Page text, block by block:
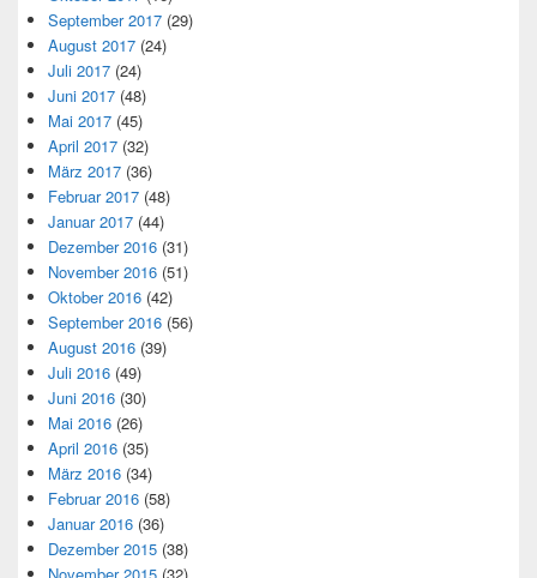
September 2017 (29)
August 2017 (24)
Juli 2017 (24)
Juni 2017 (48)
Mai 2017 (45)
April 2017 (32)
März 2017 (36)
Februar 2017 (48)
Januar 2017 (44)
Dezember 2016 (31)
November 2016 (51)
Oktober 2016 (42)
September 2016 (56)
August 2016 (39)
Juli 2016 (49)
Juni 2016 (30)
Mai 2016 (26)
April 2016 (35)
März 2016 (34)
Februar 2016 (58)
Januar 2016 (36)
Dezember 2015 (38)